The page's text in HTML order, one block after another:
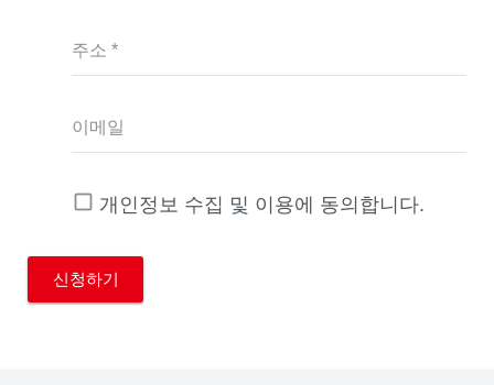
주소 *
이메일
개인정보 수집 및 이용에 동의합니다.